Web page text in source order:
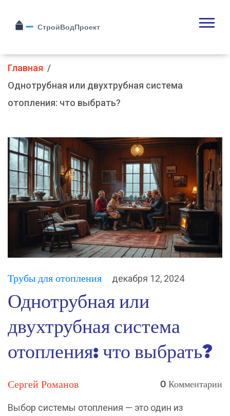
Главная
Однотрубная или двухтрубная система
отопления: что выбрать?
Трубы для отопления декабря 12, 2024
Однотрубная или
двухтрубная система
отопления: что выбрать?
Сергей Романов 0 Комментарии
Выбор системы отопления — это один из